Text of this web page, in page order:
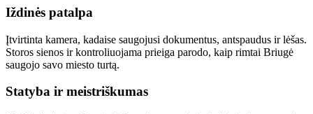
Iždinės patalpa
Įtvirtinta kamera, kadaise saugojusi dokumentus, antspaudus ir lėšas.
Storos sienos ir kontroliuojama prieiga parodo, kaip rimtai Briugė
saugojo savo miesto turtą.
Statyba ir meistriškumas